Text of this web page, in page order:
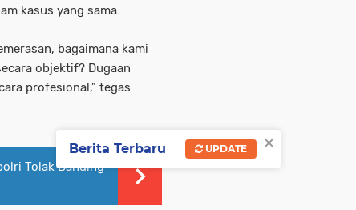
kasus yang sama.
bagaimana kami
objektif? Dugaan
profesional,” tegas
Tolak Banding
×
Berita Terbaru UPDATE